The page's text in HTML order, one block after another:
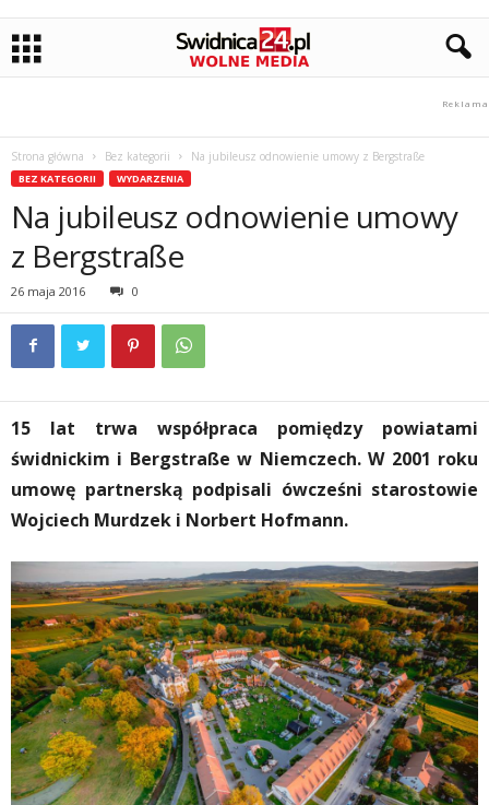
Strona główna Bez kategorii Na jubileusz odnowienie umowy z Bergstraße
BEZ KATEGORII WYDARZENIA
Na jubileusz odnowienie umowy
z Bergstraße
26 maja 2016 0
15 lat trwa współpraca pomiędzy powiatami
świdnickim i Bergstraße w Niemczech. W 2001 roku
umowę partnerską podpisali ówcześni starostowie
Wojciech Murdzek i Norbert Hofmann.